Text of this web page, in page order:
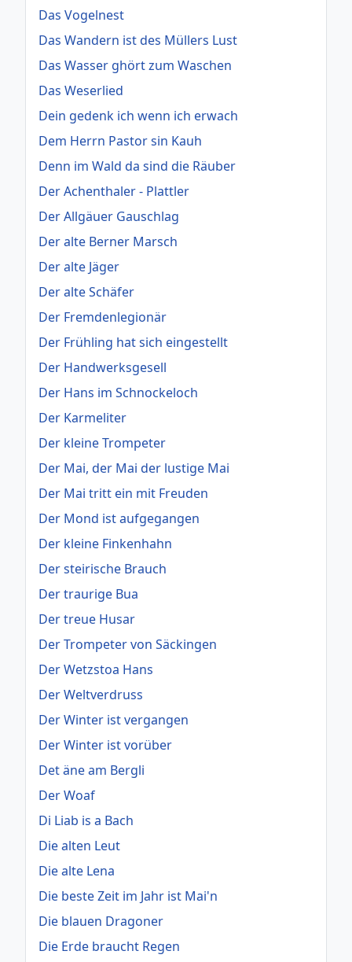
Das Vogelnest
Das Wandern ist des Müllers Lust
Das Wasser ghört zum Waschen
Das Weserlied
Dein gedenk ich wenn ich erwach
Dem Herrn Pastor sin Kauh
Denn im Wald da sind die Räuber
Der Achenthaler - Plattler
Der Allgäuer Gauschlag
Der alte Berner Marsch
Der alte Jäger
Der alte Schäfer
Der Fremdenlegionär
Der Frühling hat sich eingestellt
Der Handwerksgesell
Der Hans im Schnockeloch
Der Karmeliter
Der kleine Trompeter
Der Mai, der Mai der lustige Mai
Der Mai tritt ein mit Freuden
Der Mond ist aufgegangen
Der kleine Finkenhahn
Der steirische Brauch
Der traurige Bua
Der treue Husar
Der Trompeter von Säckingen
Der Wetzstoa Hans
Der Weltverdruss
Der Winter ist vergangen
Der Winter ist vorüber
Det äne am Bergli
Der Woaf
Di Liab is a Bach
Die alten Leut
Die alte Lena
Die beste Zeit im Jahr ist Mai'n
Die blauen Dragoner
Die Erde braucht Regen